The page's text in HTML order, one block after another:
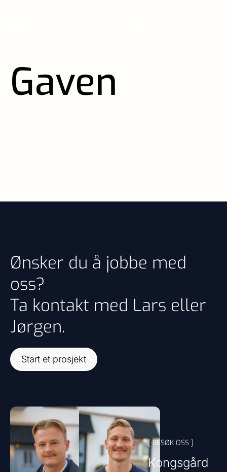
Gaven
Ønsker du å jobbe med
oss?
Ta kontakt med Lars eller
Jørgen.
Start et prosjekt
[ BESØK OSS ]
Kongsgård